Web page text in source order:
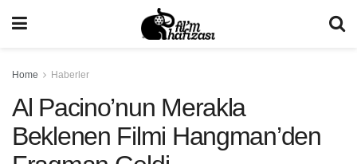
Home Haberler
Al Pacino’nun Merakla
Beklenen Filmi Hangman’den